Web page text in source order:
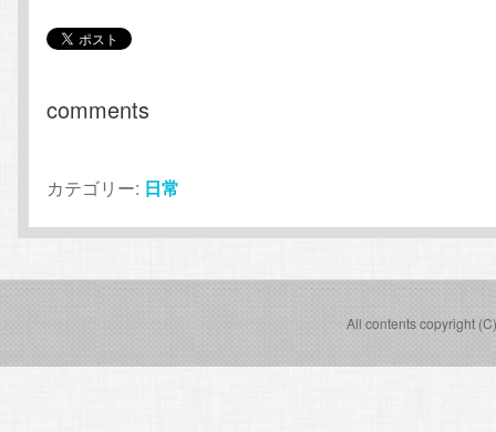
comments
カテゴリー: 日常
All contents copyright